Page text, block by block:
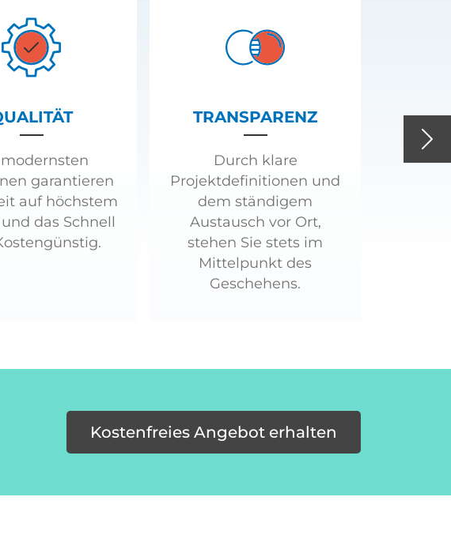
garantieren
auf höchstem
das Schnell
TRANSPARENZ
Durch klare
Projektdefinitionen und
dem ständigem
Austausch vor Ort,
stehen Sie stets im
Mittelpunkt des
Geschehens.
Kostenfreies Angebot erhalten